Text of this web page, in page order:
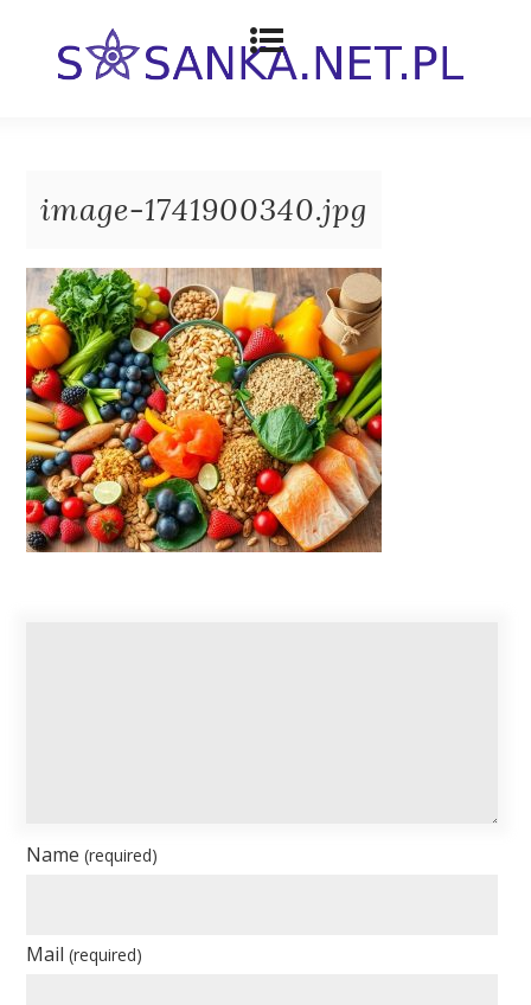
image-1741900340.jpg
Name(required)
Mail(required)